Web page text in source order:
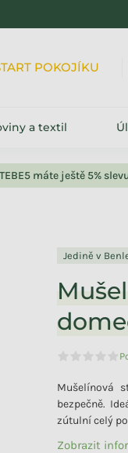
máte ještě 5%
➕ KOLEKCE
a textil
Jedině v
Mušelínová
bezpečně.
zútulní celý
Zobrazit